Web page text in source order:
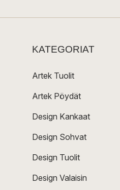
KATEGORIAT
Artek Tuolit
Artek Pöydät
Design Kankaat
Design Sohvat
Design Tuolit
Design Valaisin